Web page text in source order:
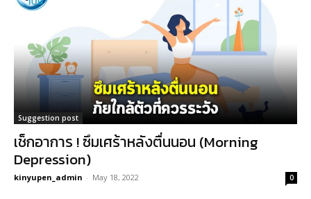
Suggestion post
เช็กอาการ ! ซึมเศร้าหลังตื่นนอน (Morning
Depression)
kinyupen_admin - May 18, 2022 0